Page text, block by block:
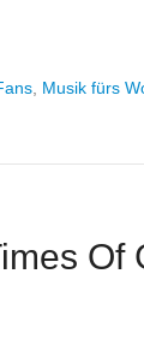
Musik fürs
Of